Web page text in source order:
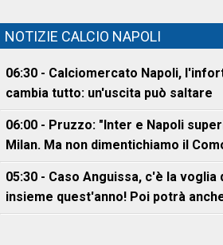
NOTIZIE CALCIO NAPOLI
06:30 - Calciomercato Napoli,
cambia tutto: un'uscita può saltare
06:00 - Pruzzo: "Inter e Napoli
Milan. Ma non dimentichiamo il
05:30 - Caso Anguissa, c'è la voglia
insieme quest'anno! Poi potrà